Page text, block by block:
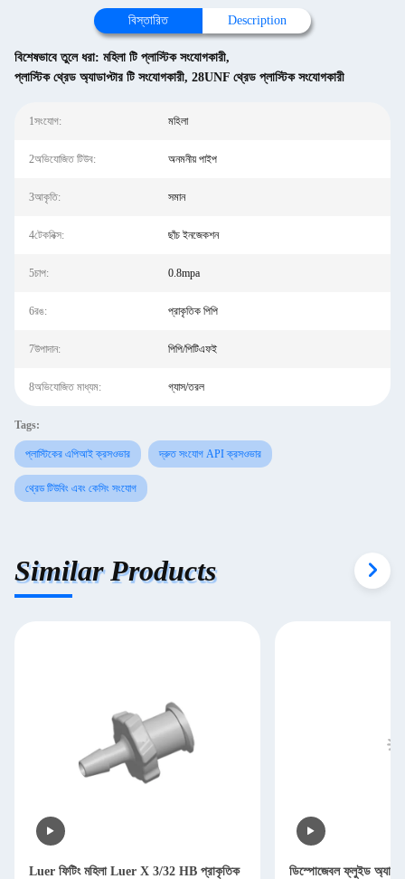
বিস্তারিত Description
বিশেষভাবে তুলে ধরা: মহিলা টি প্লাস্টিক সংযোগকারী,
প্লাস্টিক থ্রেড অ্যাডাপ্টার টি সংযোগকারী, 28UNF থ্রেড প্লাস্টিক সংযোগকারী
1সংযোগ: মহিলা
2অভিযোজিত টিউব: অনমনীয় পাইপ
3আকৃতি: সমান
4টেকনিক্স: ছাঁচ ইনজেকশন
5চাপ: 0.8mpa
6রঙ: প্রাকৃতিক পিপি
7উপাদান: পিপি/পিটিএফই
8অভিযোজিত মাধ্যম: গ্যাস/তরল
Tags:
প্লাস্টিকের এপিআই ক্রসওভার দ্রুত সংযোগ API ক্রসওভার
থ্রেড টিউবিং এবং কেসিং সংযোগ
Similar Products
Luer ফিটিং মহিলা Luer X 3/32 HB প্রাকৃতিক
ডিস্পোজেবল ফ্লুইড